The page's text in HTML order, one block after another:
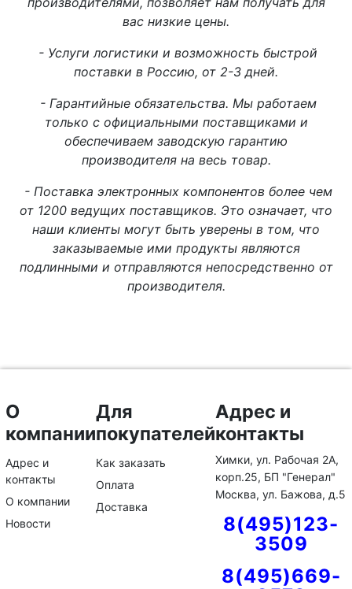
вас низкие цены.
- Услуги логистики и возможность быстрой
поставки в Россию, от 2-3 дней.
- Гарантийные обязательства. Мы работаем
только с официальными поставщиками и
обеспечиваем заводскую гарантию
производителя на весь товар.
- Поставка электронных компонентов более чем
от 1200 ведущих поставщиков. Это означает, что
наши клиенты могут быть уверены в том, что
заказываемые ими продукты являются
подлинными и отправляются непосредственно от
производителя.
О
компании
Адрес и
контакты
О компании
Новости
Для
покупателей
Как заказать
Оплата
Доставка
Адрес и
контакты
Химки, ул. Рабочая 2А,
корп.25, БП "Генерал"
Москва, ул. Бажова, д.5
8(495)123-
3509
8(495)669-